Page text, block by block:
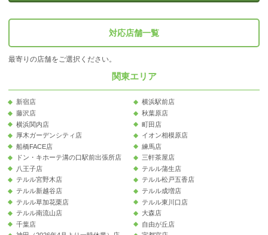
対応店舗一覧
最寄りの店舗をご選択ください。
関東エリア
新宿店
横浜駅前店
藤沢店
秋葉原店
横浜関内店
町田店
厚木ガーデンシティ店
イオン相模原店
船橋FACE店
練馬店
ドン・キホーテ溝の口駅前出張所店
三軒茶屋店
八王子店
テルル蒲生店
テルル宮野木店
テルル松戸五香店
テルル新越谷店
テルル成増店
テルル草加花栗店
テルル東川口店
テルル南流山店
大森店
千葉店
自由が丘店